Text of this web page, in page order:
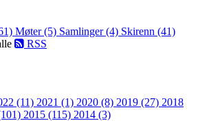
Møter (5) Samlinger (4) Skirenn (41)
RSS
(11) 2021 (1) 2020 (8) 2019 (27) 2018
2015 (115) 2014 (3)